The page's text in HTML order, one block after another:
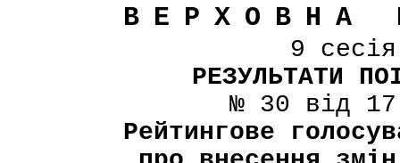
ВЕРХОВНА
9
РЕЗУЛЬТАТИ
№ 30 від
Рейтингове